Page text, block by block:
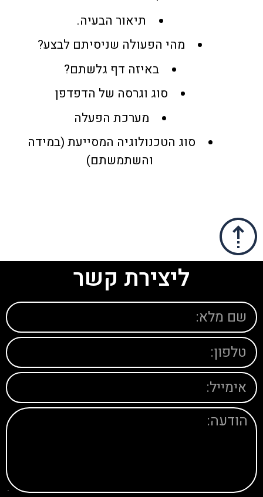
תיאור הבעיה.
מהי הפעולה שניסיתם לבצע?
באיזה דף גלשתם?
סוג וגרסה של הדפדפן
מערכת הפעלה
סוג הטכנולוגיה המסייעת (במידה
והשתמשתם)
ליצירת קשר